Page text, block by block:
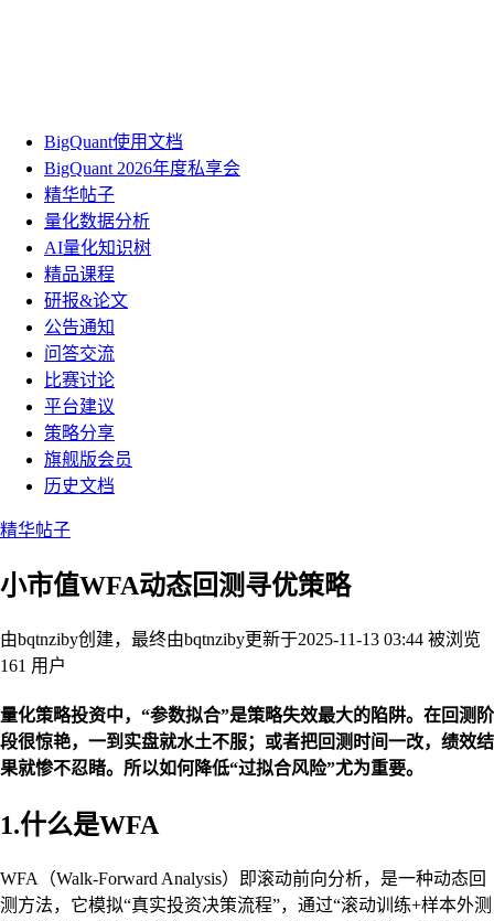
BigQuant使用文档
BigQuant 2026年度私享会
精华帖子
量化数据分析
AI量化知识树
精品课程
研报&论文
公告通知
问答交流
比赛讨论
平台建议
策略分享
旗舰版会员
历史文档
精华帖子
小市值WFA动态回测寻优策略
由bqtnziby创建，最终由bqtnziby更新于2025-11-13 03:44 被浏览
161 用户
量化策略投资中，“参数拟合”是策略失效最大的陷阱。在回测阶
段很惊艳，一到实盘就水土不服；或者把回测时间一改，绩效结
果就惨不忍睹。所以如何降低“过拟合风险”尤为重要。
1.什么是WFA
WFA（Walk-Forward Analysis）即滚动前向分析，是一种动态回
测方法，它模拟“真实投资决策流程”，通过“滚动训练+样本外测